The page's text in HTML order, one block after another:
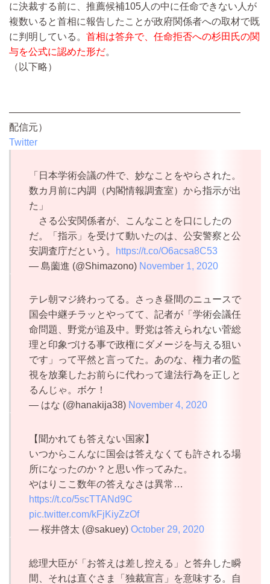
に決裁する前に、推薦候補105人の中に任命できない人が
複数いると首相に報告したことが政府関係者への取材で既
に判明している。 首相は答弁で、任命拒否への杉田氏の関
与を公式に認めた形だ。
（以下略）
————————————————————————
配信元）
Twitter
「日本学術会議の件で、妙なことをやらされた。
数カ月前に内調（内閣情報調査室）から指示が出
た」
さる公安関係者が、こんなことを口にしたの
だ。「指示」を受けて動いたのは、公安警察と公
安調査庁だという。
https://t.co/O6acsa8C53
— 島薗進 (@Shimazono) November 1, 2020
テレ朝マジ終わってる。さっき昼間のニュースで
国会中継チラッとやってて、記者が「学術会議任
命問題、野党が追及中。野党は答えられない菅総
理と印象づける事で政権にダメージを与える狙い
です」って平然と言ってた。あのな、権力者の監
視を放棄したお前らに代わって違法行為を正しと
るんじゃ。ボケ！
— はな (@hanakija38) November 4, 2020
【聞かれても答えない国家】
いつからこんなに国会は答えなくても許される場
所になったのか？と思い作ってみた。
やはりここ数年の答えなさは異常…
https://t.co/5scTTANd9C
pic.twitter.com/kFjKiyZzOf
— 桜井啓太 (@sakuey) October 29, 2020
総理大臣が「お答えは差し控える」と答弁した瞬
間、それは直ぐさま「独裁宣言」を意味する。自